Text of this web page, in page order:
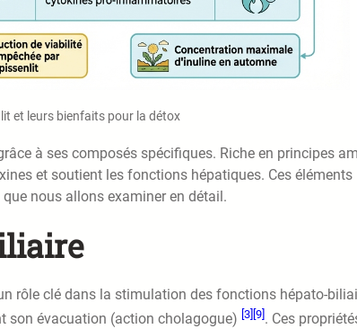
et leurs bienfaits pour la détox
à ses composés spécifiques. Riche en principes
et soutient les fonctions hépatiques. Ces éléments
nous allons examiner en détail.
rôle clé dans la stimulation des fonctions hépato-
son évacuation (action cholagogue) [3] [9] . Ces